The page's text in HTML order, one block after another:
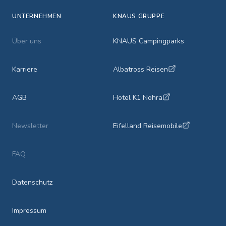
UNTERNEHMEN
Über uns
Karriere
AGB
Newsletter
FAQ
Datenschutz
Impressum
KNAUS GRUPPE
KNAUS Campingparks
Albatross Reisen
Hotel K1 Nohra
Eifelland Reisemobile